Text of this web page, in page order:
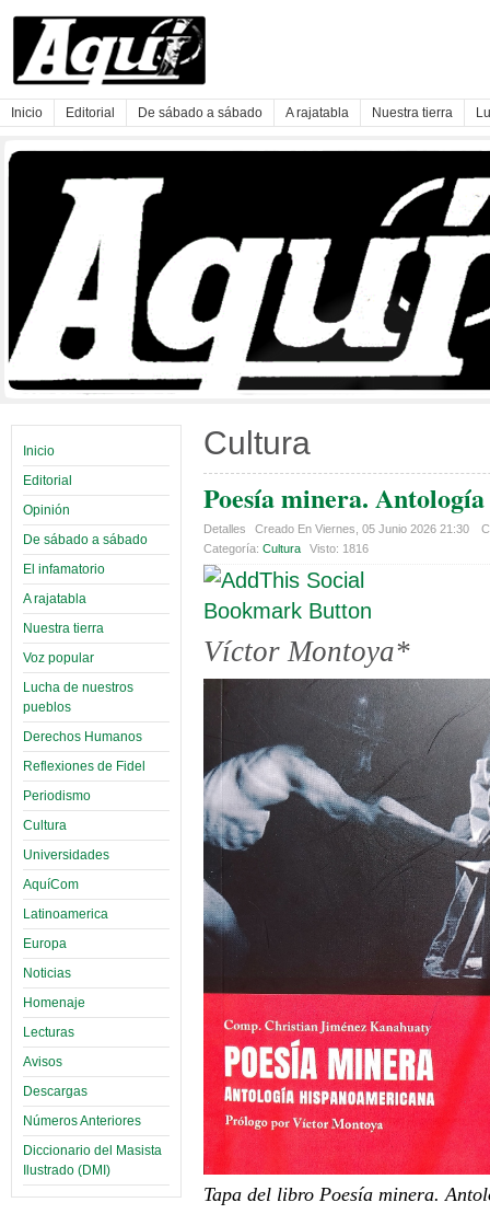
Inicio Editorial De sábado a sábado A rajatabla Nuestra tierra
Inicio
Editorial
Opinión
De sábado a sábado
El infamatorio
A rajatabla
Nuestra tierra
Voz popular
Lucha de nuestros
pueblos
Derechos Humanos
Reflexiones de Fidel
Periodismo
Cultura
Universidades
AquíCom
Latinoamerica
Europa
Noticias
Homenaje
Lecturas
Avisos
Descargas
Números Anteriores
Diccionario del Masista
Ilustrado (DMI)
Cultura
Poesía minera.
Detalles Creado En Viernes, 05 Junio 2026 21:30
Categoría: Cultura Visto: 1816
Víctor Montoya*
Tapa del libro Poesía minera.